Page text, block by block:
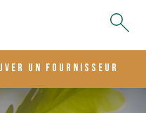
un fournisseur